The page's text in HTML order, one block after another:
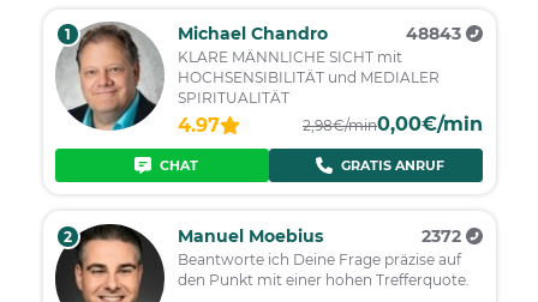
1 Michael Chandro 48843
KLARE MÄNNLICHE SICHT mit
HOCHSENSIBILITÄT und MEDIALER
SPIRITUALITÄT
4.97 2,98€/min0,00€/min
CHAT GRATIS ANRUF
2 Manuel Moebius 2372
Beantworte ich Deine Frage präzise auf
den Punkt mit einer hohen Trefferquote.